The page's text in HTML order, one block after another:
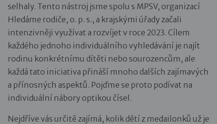
selhaly. Tento nástroj jsme spolu s MPSV, organizací
Hledáme rodiče, o. p. s., a krajskými úřady začali
intenzivněji využívat a rozvíjet v roce 2023. Cílem
každého jednoho individuálního vyhledávání je najít
rodinu konkrétnímu dítěti nebo sourozencům, ale
každá tato iniciativa přináší mnoho dalších zajímavých
a přínosných aspektů. Pojďme se proto podívat na
individuální nábory optikou čísel.
Nejdříve vás určitě zajímá, kolik dětí z medailonků už je